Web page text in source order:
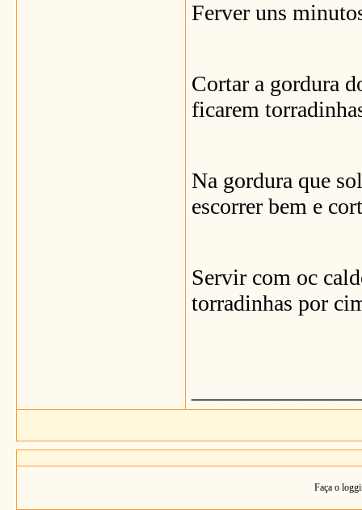
Ferver uns
Cortar a gordura
ficarem
Na gordura que
escorrer bem e
Servir com oc
torradinhas por
Faça o